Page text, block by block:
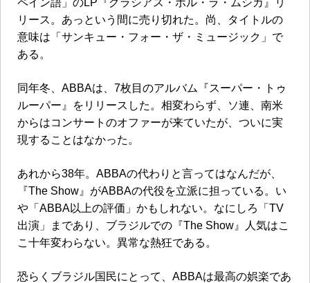
ペイン語」のLP 『グラシアス・ポル・ラ・ムシカ』リ
リース。あっという間に売り切れた。尚、タイトルの
意味は「サンキュー・フォー・ザ・ミュージック」で
ある。
同年冬、 ABBAは、 7枚目のアルバム『スーパー・トゥ
ルーパー』をリリースした。相変わらず、ソ連、南米
からはコンサートのオファーが来ていたが、ついに実
現することはなかった。
あれから38年。 ABBAの代わりと言ってはなんだが、
『The Show 』がABBAの代役を立派に担っている。い
や「 ABBA以上の評価」かもしれない。なにしろ「 TV
出演」まであり、ブラジルでの『The Show 』人気はこ
こ十年変わらない。異常な熱狂である。
恐らくブラジル国民にとって、 ABBAは最高の娯楽であ